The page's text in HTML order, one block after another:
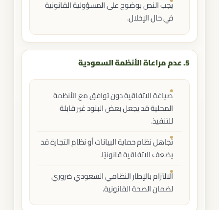
يجب النص بوضوح على المسؤولية القانونية
في حال الإخلال.
5. عدم مراعاة الأنظمة السعودية
صياغة الاتفاقية دون توافق مع الأنظمة
المحلية قد يجعل بعض البنود غير قابلة
للتنفيذ.
تجاهل نظام حماية البيانات أو نظام التجارة قد
يضعف الاتفاقية قانونيًا.
الالتزام بالإطار النظامي السعودي ضروري
لضمان الصحة القانونية.